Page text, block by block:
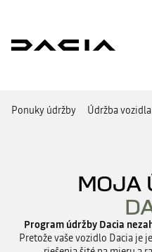
Ponuky údržby Údržba vozidla
MOJA
Program údržby Dacia
Pretože vaše vozidlo Dacia je